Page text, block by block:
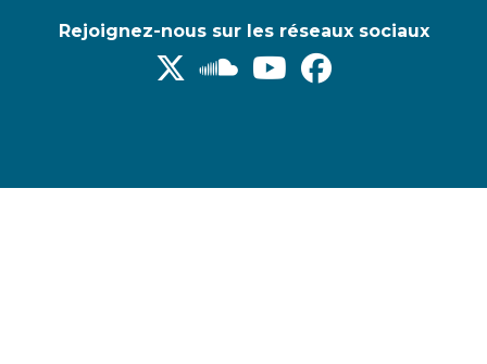
Rejoignez-nous sur les réseaux sociaux